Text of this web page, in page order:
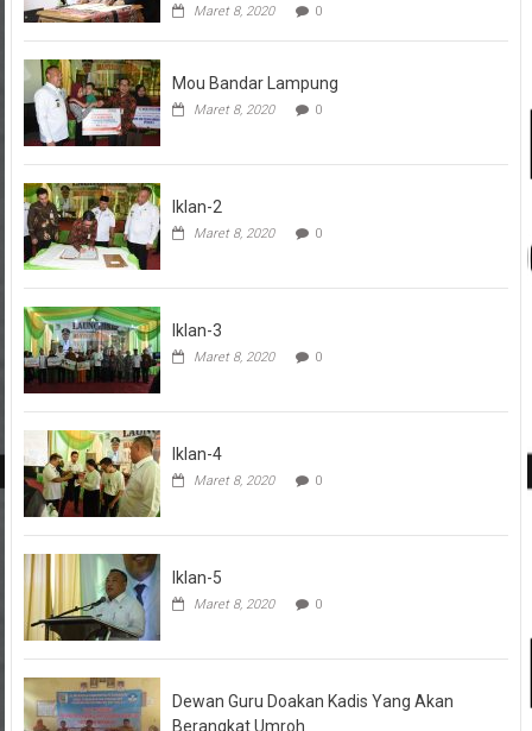
Maret 8, 2020 0
Mou Bandar Lampung
Maret 8, 2020 0
Iklan-2
Maret 8, 2020 0
Iklan-3
Maret 8, 2020 0
Iklan-4
Maret 8, 2020 0
Iklan-5
Maret 8, 2020 0
Dewan Guru Doakan Kadis Yang Akan
Berangkat Umroh